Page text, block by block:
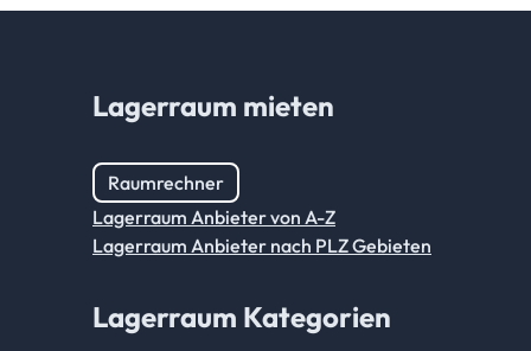
Lagerraum mieten
Raumrechner
Lagerraum Anbieter von A-Z
Lagerraum Anbieter nach PLZ Gebieten
Lagerraum Kategorien